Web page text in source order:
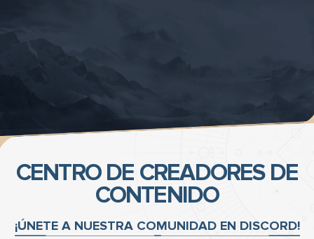
CENTRO DE CREADORES DE
CONTENIDO
¡ÚNETE A NUESTRA COMUNIDAD EN DISCORD!